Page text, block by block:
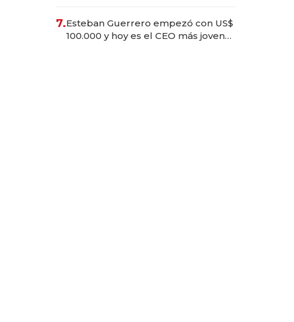
7.Esteban Guerrero empezó con US$
100.000 y hoy es el CEO más joven